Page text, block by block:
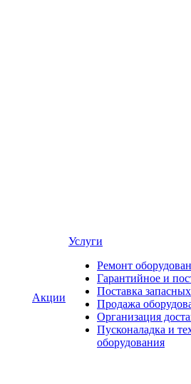
Акции
Услуги
Ремонт
Гарантийное и
Поставка
Продажа
Организация
Пусконаладка и
оборудования